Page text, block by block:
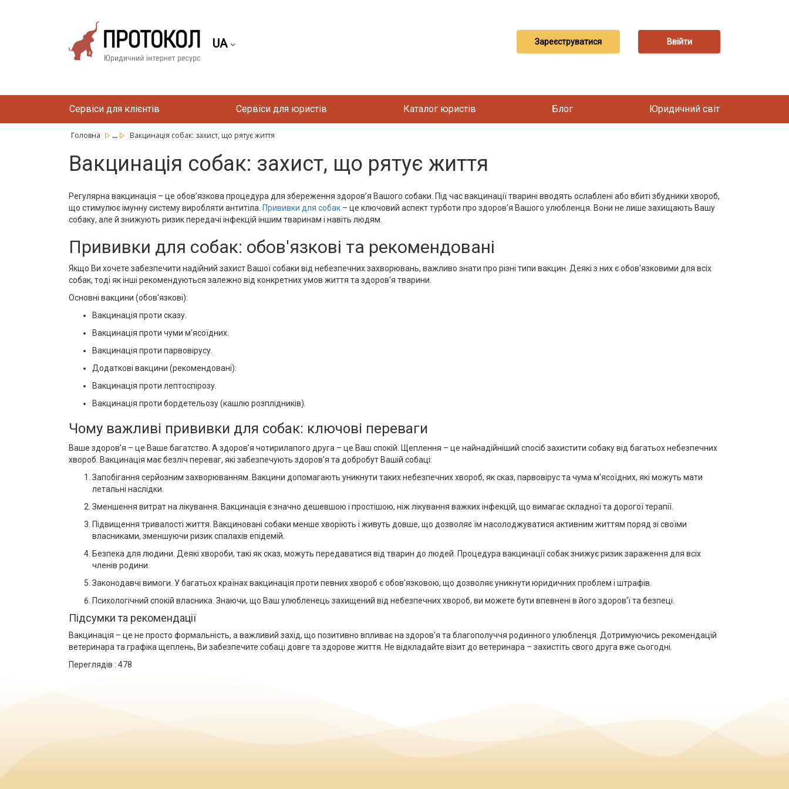
UA Зареєструватися Ввійти
Сервіси для клієнтів Сервіси для юристів Каталог юристів Блог Юридичний світ
Головна ... Вакцинація собак: захист, що рятує життя
Вакцинація собак: захист, що рятує життя
Регулярна вакцинація – це обов’язкова процедура для збереження здоров’я Вашого собаки. Під час вакцинації тварині вводять ослаблені або вбиті збудники хвороб,
що стимулює імунну систему виробляти антитіла. Прививки для собак – це ключовий аспект турботи про здоров'я Вашого улюбленця. Вони не лише захищають Вашу
собаку, але й знижують ризик передачі інфекцій іншим тваринам і навіть людям.
Прививки для собак: обов'язкові та рекомендовані
Якщо Ви хочете забезпечити надійний захист Вашої собаки від небезпечних захворювань, важливо знати про різні типи вакцин. Деякі з них є обов'язковими для всіх
собак, тоді як інші рекомендуються залежно від конкретних умов життя та здоров'я тварини.
Основні вакцини (обов'язкові):
Вакцинація проти сказу.
Вакцинація проти чуми м'ясоїдних.
Вакцинація проти парвовірусу.
Додаткові вакцини (рекомендовані):
Вакцинація проти лептоспірозу.
Вакцинація проти бордетельозу (кашлю розплідників).
Чому важливі прививки для собак: ключові переваги
Ваше здоров’я – це Ваше багатство. А здоров’я чотирилапого друга – це Ваш спокій. Щеплення – це найнадійніший спосіб захистити собаку від багатьох небезпечних
хвороб. Вакцинація має безліч переваг, які забезпечують здоров'я та добробут Вашій собаці:
Запобігання серйозним захворюванням. Вакцини допомагають уникнути таких небезпечних хвороб, як сказ, парвовірус та чума м'ясоїдних, які можуть мати
летальні наслідки.
Зменшення витрат на лікування. Вакцинація є значно дешевшою і простішою, ніж лікування важких інфекцій, що вимагає складної та дорогої терапії.
Підвищення тривалості життя. Вакциновані собаки менше хворіють і живуть довше, що дозволяє їм насолоджуватися активним життям поряд зі своїми
власниками, зменшуючи ризик спалахів епідемій.
Безпека для людини. Деякі хвороби, такі як сказ, можуть передаватися від тварин до людей. Процедура вакцинації собак знижує ризик зараження для всіх
членів родини.
Законодавчі вимоги. У багатьох країнах вакцинація проти певних хвороб є обов'язковою, що дозволяє уникнути юридичних проблем і штрафів.
Психологічний спокій власника. Знаючи, що Ваш улюбленець захищений від небезпечних хвороб, ви можете бути впевнені в його здоров'ї та безпеці.
Підсумки та рекомендації
Вакцинація – це не просто формальність, а важливий захід, що позитивно впливає на здоров'я та благополуччя родинного улюбленця. Дотримуючись рекомендацій
ветеринара та графіка щеплень, Ви забезпечите собаці довге та здорове життя. Не відкладайте візит до ветеринара – захистіть свого друга вже сьогодні.
Переглядів : 478